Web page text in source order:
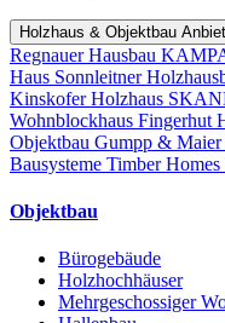
Holzhaus & Objektbau
Regnauer Hausbau
Haus Sonnleitner
Kinskofer Holzhaus
Wohnblockhaus Fingerhut
Objektbau Gumpp & Maier
Bausysteme Timber Homes
Objektbau
Bürogebäude
Holzhochhäuser
Mehrgeschossiger